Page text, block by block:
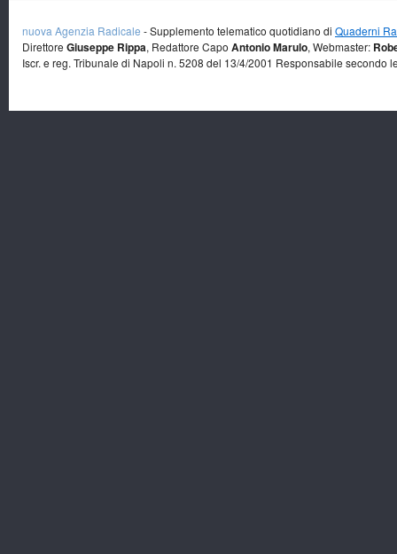
nuova Agenzia Radicale - Supplemento telematico quotidiano di Quaderni
Direttore Giuseppe Rippa, Redattore Capo Antonio Marulo, Webmaster:
Iscr. e reg. Tribunale di Napoli n. 5208 del 13/4/2001 Responsabile secondo